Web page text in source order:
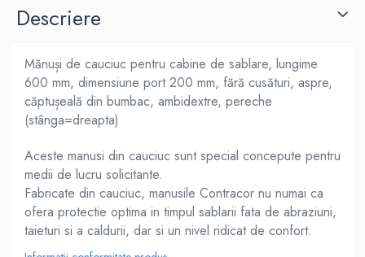
Descriere
Mănuși de cauciuc pentru cabine de sablare, lungime
600 mm, dimensiune port 200 mm, fără cusături, aspre,
căptușeală din bumbac, ambidextre, pereche
(stânga=dreapta)
Aceste manusi din cauciuc sunt special concepute pentru
medii de lucru solicitante.
Fabricate din cauciuc, manusile Contracor nu numai ca
ofera protectie optima in timpul sablarii fata de abraziuni,
taieturi si a caldurii, dar si un nivel ridicat de confort.